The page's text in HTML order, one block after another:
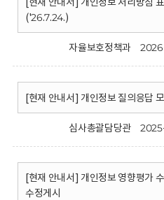
('26.7.24.)
자율보호정책과
[현재 안내서] 개인정보 질의응답
심사총괄담당관
[현재 안내서] 개인정보 영향평가
수정게시